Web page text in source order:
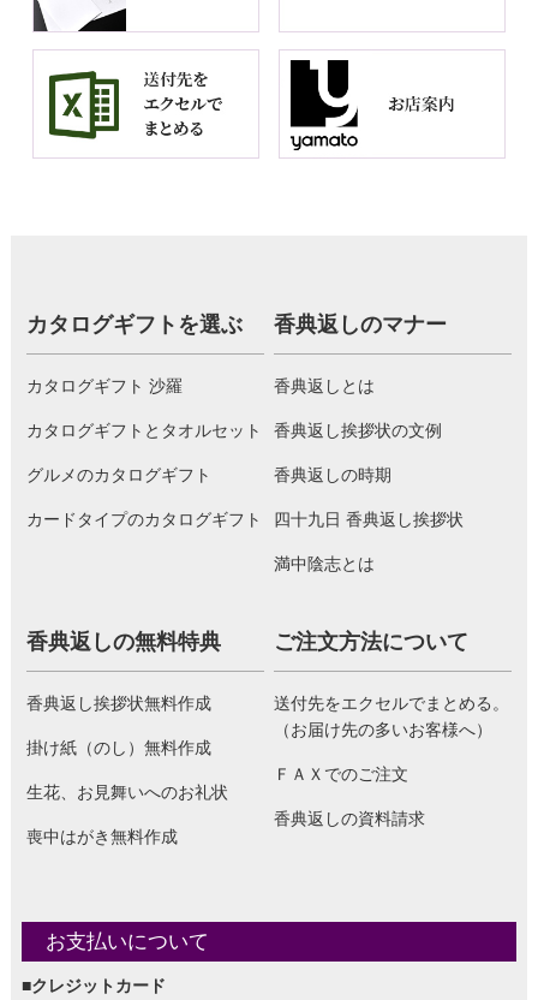
カタログギフトを選ぶ
カタログギフト 沙羅
カタログギフトとタオルセット
グルメのカタログギフト
カードタイプのカタログギフト
香典返しのマナー
香典返しとは
香典返し挨拶状の文例
香典返しの時期
四十九日 香典返し挨拶状
満中陰志とは
香典返しの無料特典
香典返し挨拶状無料作成
掛け紙（のし）無料作成
生花、お見舞いへのお礼状
喪中はがき無料作成
ご注文方法について
送付先をエクセルでまとめる。
（お届け先の多いお客様へ）
ＦＡＸでのご注文
香典返しの資料請求
お支払いについて
■クレジットカード